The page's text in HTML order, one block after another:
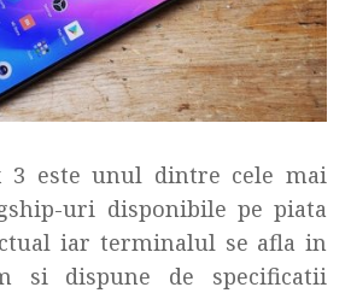
3 este unul dintre cele mai
uri disponibile pe piata
iar terminalul se afla in
si dispune de specificatii